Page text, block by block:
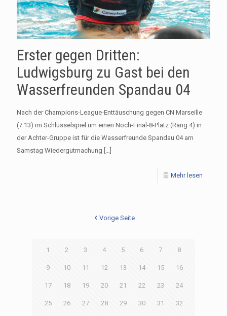
Erster gegen Dritten:
Ludwigsburg zu Gast bei den
Wasserfreunden Spandau 04
Nach der Champions-League-Enttäuschung gegen CN Marseille
(7:13) im Schlüsselspiel um einen Noch-Final-8-Platz (Rang 4) in
der Achter-Gruppe ist für die Wasserfreunde Spandau 04 am
Samstag Wiedergutmachung […]
Mehr lesen
Vorige Seite
1 2 3 4 5 6 7 8
9 10 11 12 13 14 15 16
17 18 19 20 21 22 23 24
25 26 27 28 29 30 31 32